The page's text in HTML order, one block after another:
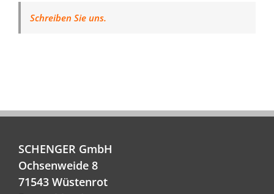
Schreiben Sie uns.
SCHENGER GmbH
Ochsenweide 8
71543 Wüstenrot